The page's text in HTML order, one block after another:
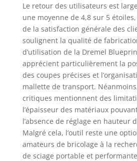
serrer
avec
et de
scie le
de
ans de
Dremel
du
Le retour des utilisateurs est
une moyenne de 4,8 sur 5
de la satisfaction générale des
soulignent la qualité de
d’utilisation de la Dremel
apprécient particulièrement la
des coupes précises et
mallette de transport.
critiques mentionnent des
l’épaisseur des matériaux
l’absence de réglage en hauteur
Malgré cela, l’outil reste une
amateurs de bricolage à la
de sciage portable et